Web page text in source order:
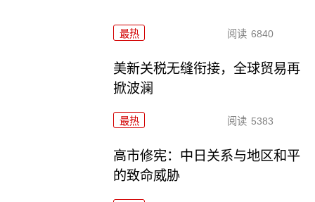
最热 阅读 6840
美新关税无缝衔接，全球贸易再
掀波澜
最热 阅读 5383
高市修宪：中日关系与地区和平
的致命威胁